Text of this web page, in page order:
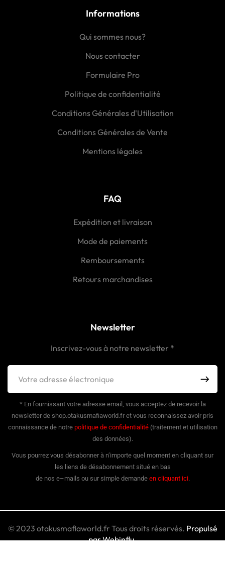
Informations
Qui sommes nous?
Nous contacter
Formulaire Pro
Politique de confidentialité
Conditions Générales d'Utilisation
Conditions Générales de Vente
Mentions légales
FAQ
Expédition et livraison
Mode de paiements
Remboursements
Retours marchandises
Newsletter
Inscrivez-vous à notre newsletter *
* En fournissant votre adresse email, vous acceptez de recevoir la
newsletter de shop.otakusmafiaworld.fr et vous reconnaissez avoir pris
connaissance de notre politique de confidentialité(traitement et utilisation
des données).
Vous pourrez vous désabonner à n’importe quel moment en cliquant sur
les liens de désabonnement situé en bas
de nos e–mails ou sur simple demande en cliquant ici.
© 2023 otakusmafiaworld.fr Tous droits réservés. Propulsé
par Webinflu.